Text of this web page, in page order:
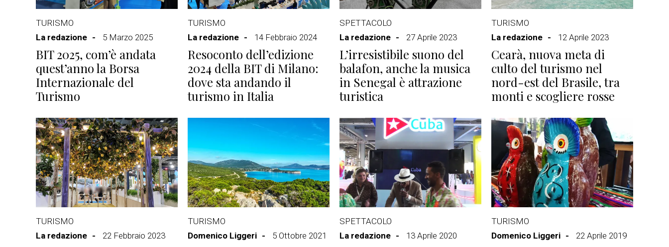
TURISMO
La redazione
5 Marzo 2025
BIT 2025, com’è andata
quest’anno la Borsa
Internazionale del
Turismo
TURISMO
La redazione
14 Febbraio 2024
Resoconto dell’edizione
2024 della BIT di Milano:
dove sta andando il
turismo in Italia
SPETTACOLO
La redazione
27 Aprile 2023
L’irresistibile suono del
balafon, anche la musica
in Senegal è attrazione
turistica
TURISMO
La redazione
12 Aprile 2023
Cearà, nuova meta di
culto del turismo nel
nord-est del Brasile, tra
monti e scogliere rosse
TURISMO
La redazione
22 Febbraio 2023
TURISMO
Domenico Liggeri
5 Ottobre 2021
SPETTACOLO
La redazione
13 Aprile 2020
TURISMO
Domenico Liggeri
22 Aprile 2019